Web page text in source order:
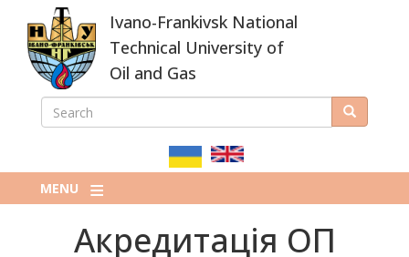
main
content
Ivano-Frankivsk National
Technical University of
Oil and Gas
ПОШУКОВА
SEARCH Search
MENU
Акредитація ОП